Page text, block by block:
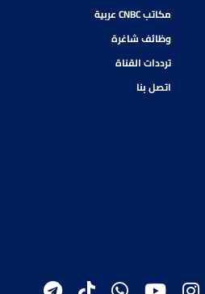
مكاتب CNBC عربية
وظائف شاغرة
ترددات القناة
اتصل بنا